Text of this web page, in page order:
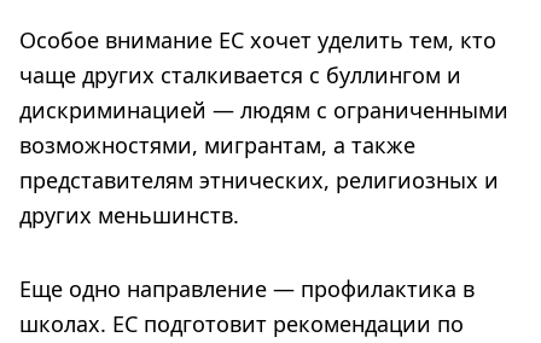
Особое внимание ЕС хочет уделить тем, кто
чаще других сталкивается с буллингом и
дискриминацией — людям с ограниченными
возможностями, мигрантам, а также
представителям этнических, религиозных и
других меньшинств.
Еще одно направление — профилактика в
школах. ЕС подготовит рекомендации по